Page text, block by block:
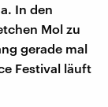
In den
Mol zu
gerade mal
Festival läuft